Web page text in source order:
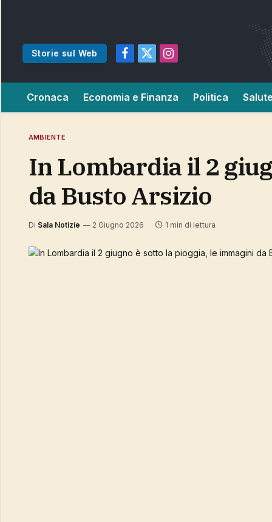
Storie sul Web
Facebook
X
Instagram
Cronaca Economia e Finanza Politica
AMBIENTE
In Lombardia il 2 giugno è sotto la pioggia, le immagini
da Busto Arsizio
Di Sala Notizie 2 Giugno 2026 1 min di lettura